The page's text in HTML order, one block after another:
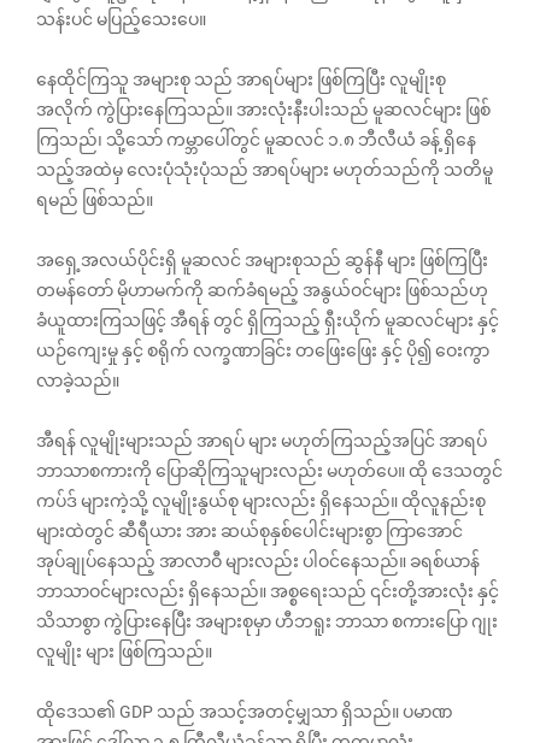
သန်းပင် မပြည့်သေးပေ။
နေထိုင်ကြသူ အများစု သည် အာရပ်များ ဖြစ်ကြပြီး လူမျိုးစု
အလိုက် ကွဲပြားနေကြသည်။ အားလုံးနီးပါးသည် မူဆလင်များ ဖြစ်
ကြသည်၊ သို့သော် ကမ္ဘာပေါ်တွင် မူဆလင် ၁.၈ ဘီလီယံ ခန့် ရှိနေ
သည့်အထဲမှ လေးပုံသုံးပုံသည် အာရပ်များ မဟုတ်သည်ကို သတိမူ
ရမည် ဖြစ်သည်။
အရှေ့အလယ်ပိုင်းရှိ မူဆလင် အများစုသည် ဆွန်နီ များ ဖြစ်ကြပြီး
တမန်တော် မိုဟာမက်ကို ဆက်ခံရမည့် အနွယ်ဝင်များ ဖြစ်သည်ဟု
ခံယူထားကြသဖြင့် အီရန် တွင် ရှိကြသည့် ရှီးယိုက် မူဆလင်များ နှင့်
ယဉ်ကျေးမှု နှင့် စရိုက် လက္ခဏာခြင်း တဖြေးဖြေး နှင့် ပို၍ ဝေးကွာ
လာခဲ့သည်။
အီရန် လူမျိုးများသည် အာရပ် များ မဟုတ်ကြသည့်အပြင် အာရပ်
ဘာသာစကားကို ပြောဆိုကြသူများလည်း မဟုတ်ပေ။ ထို ဒေသတွင်
ကပ်ဒ် များကဲ့သို့ လူမျိုးနွယ်စု များလည်း ရှိနေသည်။ ထိုလူနည်းစု
များထဲတွင် ဆီရီယား အား ဆယ်စုနှစ်ပေါင်းများစွာ ကြာအောင်
အုပ်ချုပ်နေသည့် အာလာဝီ များလည်း ပါဝင်နေသည်။ ခရစ်ယာန်
ဘာသာဝင်များလည်း ရှိနေသည်။ အစ္စရေးသည် ၎င်းတို့အားလုံး နှင့်
သိသာစွာ ကွဲပြားနေပြီး အများစုမှာ ဟီဘရူး ဘာသာ စကားပြော ဂျုး
လူမျိုး များ ဖြစ်ကြသည်။
ထိုဒေသ၏ GDP သည် အသင့်အတင့်မျှသာ ရှိသည်။ ပမာဏ